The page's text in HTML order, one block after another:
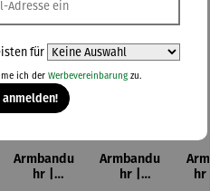
Armbandu
hr |
Armbandu
hr |
für
ich der Werbevereinbarungzu.
anmelden!